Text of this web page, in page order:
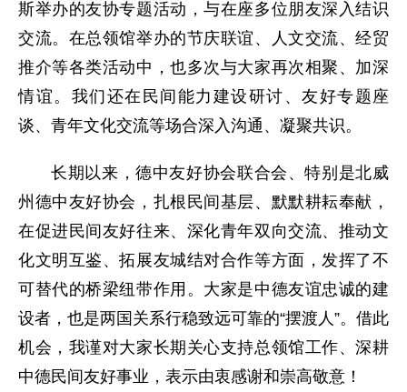
斯举办的友协专题活动，与在座多位朋友深入结识
交流。在总领馆举办的节庆联谊、人文交流、经贸
推介等各类活动中，也多次与大家再次相聚、加深
情谊。我们还在民间能力建设研讨、友好专题座
谈、青年文化交流等场合深入沟通、凝聚共识。
长期以来，德中友好协会联合会、特别是北威
州德中友好协会，扎根民间基层、默默耕耘奉献，
在促进民间友好往来、深化青年双向交流、推动文
化文明互鉴、拓展友城结对合作等方面，发挥了不
可替代的桥梁纽带作用。大家是中德友谊忠诚的建
设者，也是两国关系行稳致远可靠的“摆渡人”。 借此
机会，我谨对大家长期关心支持总领馆工作、深耕
中德民间友好事业，表示由衷感谢和崇高敬意 ！